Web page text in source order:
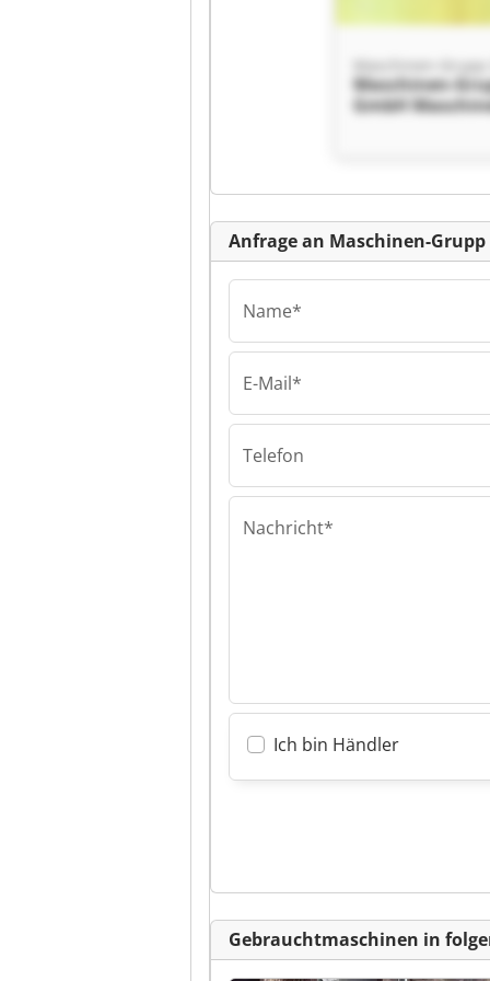
Maschinen-
Maschinen-
GmbH
GmbH
Anfrage an Maschinen-Grupp
Name*
E-Mail*
Telefon
Nachricht*
Ich bin Händler
Gebrauchtmaschinen in